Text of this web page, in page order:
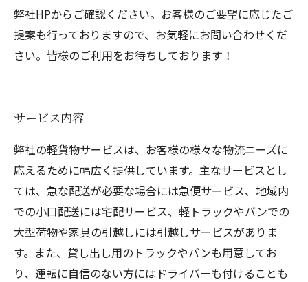
弊社HPからご確認ください。お客様のご要望に応じたご
提案も行っておりますので、お気軽にお問い合わせくだ
さい。皆様のご利用をお待ちしております！
サービス内容
弊社の軽貨物サービスは、お客様の様々な物流ニーズに
応えるために幅広く提供しています。主なサービスとし
ては、急な配送が必要な場合には急便サービス、地域内
での小口配送には宅配サービス、軽トラックやバンでの
大型荷物や家具の引越しには引越しサービスがありま
す。また、貸し出し用のトラックやバンも用意してお
り、運転に自信のない方にはドライバーも付けることも